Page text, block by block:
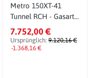
Metro 150XT-41
Tunnel RCH - Gasart:
Erdgas G25 (L/LL) -
Glasscheibe: ohne
CV-Glas - PowerVent
7.752,00 €
Ursprünglich:9.120,16 €
-1.368,16 €